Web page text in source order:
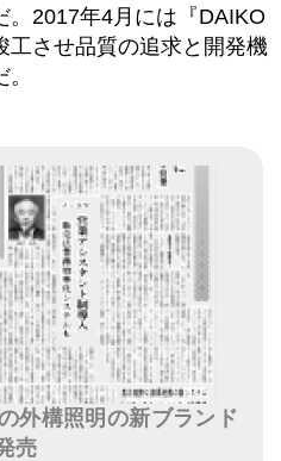
。2017年4月には『DAIKO
工させ品質の追求と開発機
外構照明の新ブランド
売